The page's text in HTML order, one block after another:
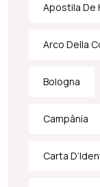
Apostila De
Arco Della
Bologna
Campânia
Carta